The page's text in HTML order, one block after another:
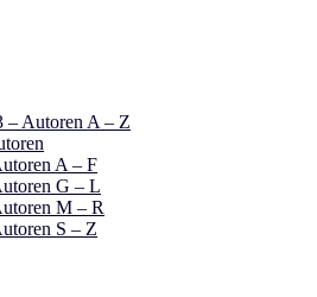
– Autoren A – Z
A – F
G – L
M – R
S – Z